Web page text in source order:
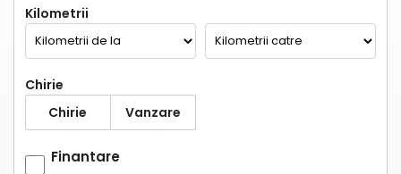
Kilometrii
Chirie
Chirie
Vanzare
Finantare